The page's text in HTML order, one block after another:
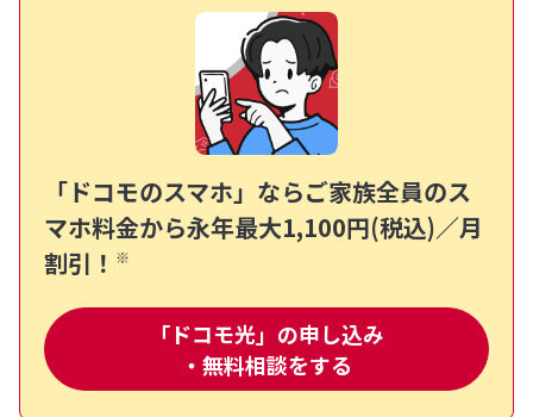
「ドコモのスマホ」ならご家族全員のス
マホ料金から永年最大1,100円(税込)／月
割引！ ※
「ドコモ光」の申し込み
・無料相談をする